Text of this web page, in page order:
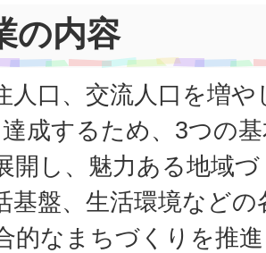
の内容
人口、交流人口を増
成するため、3つの
開し、魅力ある地域
基盤、生活環境など
的なまちづくりを推